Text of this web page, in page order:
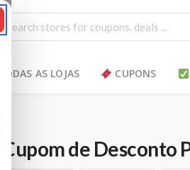
TODAS AS LOJAS CUPONS
Cupom de Desconto